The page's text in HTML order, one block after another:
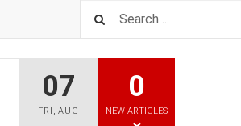
07
FRI ,AUG
0
NEW ARTICLES